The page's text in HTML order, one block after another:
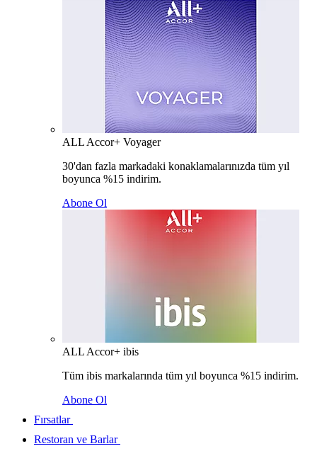
ALL Accor+ Voyager
30'dan fazla markadaki konaklamalarınızda tüm yıl
boyunca %15 indirim.
Abone Ol
ALL Accor+ ibis
Tüm ibis markalarında tüm yıl boyunca %15 indirim.
Abone Ol
Fırsatlar
Restoran ve Barlar